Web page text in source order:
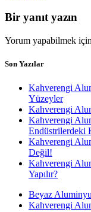
Bir yanıt yazın
Yorum yapabilmek için
Son Yazılar
Kahverengi
Yüzeyler
Kahverengi
Kahverengi
Endüstrilerdeki
Kahverengi
Değil!
Kahverengi
Yapılır?
Beyaz
Kahverengi